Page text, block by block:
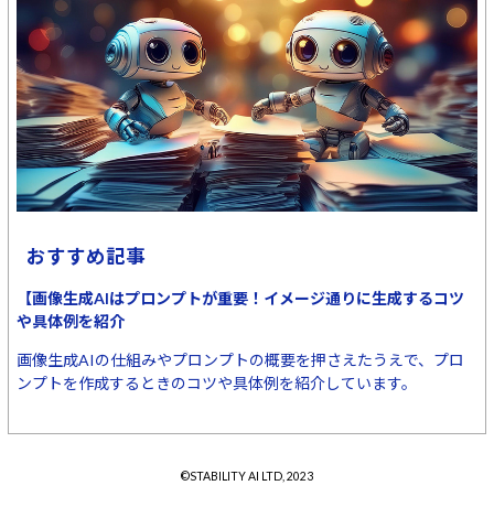
おすすめ記事
【画像生成AIはプロンプトが重要！イメージ通りに生成するコツ
や具体例を紹介
画像生成AIの仕組みやプロンプトの概要を押さえたうえで、プロ
ンプトを作成するときのコツや具体例を紹介しています。
©STABILITY AI LTD, 2023